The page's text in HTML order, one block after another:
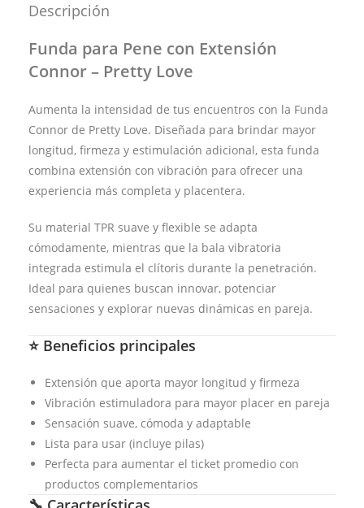
Descripción
Funda para Pene con Extensión
Connor – Pretty Love
Aumenta la intensidad de tus encuentros con la Funda
Connor de Pretty Love. Diseñada para brindar mayor
longitud, firmeza y estimulación adicional, esta funda
combina extensión con vibración para ofrecer una
experiencia más completa y placentera.
Su material TPR suave y flexible se adapta
cómodamente, mientras que la bala vibratoria
integrada estimula el clítoris durante la penetración.
Ideal para quienes buscan innovar, potenciar
sensaciones y explorar nuevas dinámicas en pareja.
⭐ Beneficios principales
Extensión que aporta mayor longitud y firmeza
Vibración estimuladora para mayor placer en pareja
Sensación suave, cómoda y adaptable
Lista para usar (incluye pilas)
Perfecta para aumentar el ticket promedio con
productos complementarios